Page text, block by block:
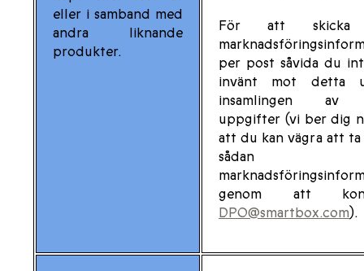
eller i samband med
andra liknande
produkter.
För att skicka
per post såvida du
invänt mot detta
insamlingen av
uppgifter (vi ber dig
att du kan vägra att
sådan
genom att
DPO@smartbox.com).